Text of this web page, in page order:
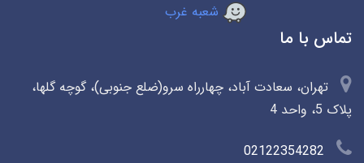
شعبه غرب
تماس با ما
تهران، سعادت آباد، چهارراه سرو(ضلع جنوبی)، گوچه گلها،
پلاک 5، واحد 4
02122354282